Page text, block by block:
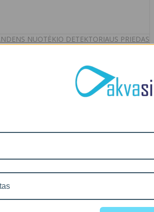
NUOTĖKIO DETEKTORIAUS PRIEDAS
ir taisyklės
sąlygos
BDAR